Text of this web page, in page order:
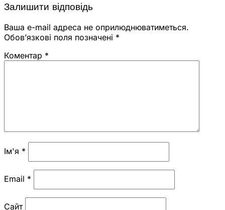
Залишити відповідь
Ваша e-mail адреса не оприлюднюватиметься.
Обов’язкові поля позначені *
Коментар *
Ім'я *
Email *
Сайт